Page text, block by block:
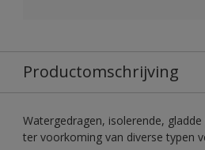
Productomschrijving
Watergedragen, isolerende,
ter voorkoming van diverse typen